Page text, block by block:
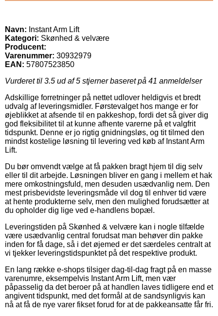
Navn: Instant Arm Lift
Kategori: Skønhed & velvære
Producent:
Varenummer: 30932979
EAN: 57807523850
Vurderet til 3.5 ud af 5 stjerner baseret på 41 anmeldelser
Adskillige forretninger på nettet udlover heldigvis et bredt
udvalg af leveringsmidler. Førstevalget hos mange er for
øjeblikket at afsende til en pakkeshop, fordi det så giver dig
god fleksibilitet til at kunne afhente varerne på et valgfrit
tidspunkt. Denne er jo rigtig gnidningsløs, og tit tilmed den
mindst kostelige løsning til levering ved køb af Instant Arm
Lift.
Du bør omvendt vælge at få pakken bragt hjem til dig selv
eller til dit arbejde. Løsningen bliver en gang i mellem et hak
mere omkostningsfuld, men desuden usædvanlig nem. Den
mest prisbevidste leveringsmåde vil dog til enhver tid være
at hente produkterne selv, men den mulighed forudsætter at
du opholder dig lige ved e-handlens bopæl.
Leveringstiden på Skønhed & velvære kan i nogle tilfælde
være usædvanlig central forudsat man behøver din pakke
inden for få dage, så i det øjemed er det særdeles centralt at
vi tjekker leveringstidspunktet på det respektive produkt.
En lang række e-shops tilsiger dag-til-dag fragt på en masse
varenumre, eksempelvis Instant Arm Lift, men vær
påpasselig da det beroer på at handlen laves tidligere end et
angivent tidspunkt, med det formål at de sandsynligvis kan
nå at få de nye varer fikset forud for at de pakkeansatte får fri.